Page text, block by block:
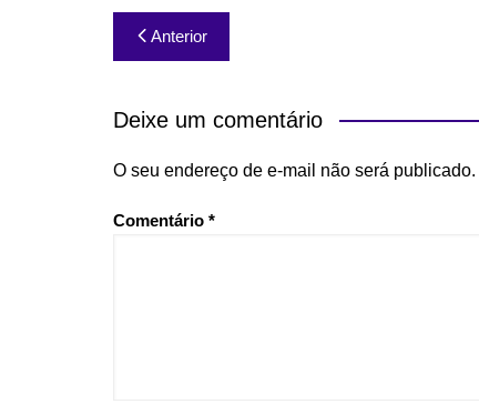
Navegação
de
Post
Anterior
Deixe um comentário
O seu endereço de e-mail não será publicado.
Comentário *